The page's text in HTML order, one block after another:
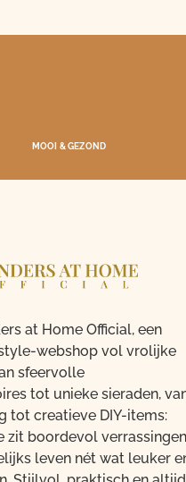
MOOI & GEZOND
at Home Official, een
webshop vol vrolijke
sfeervolle
tot unieke sieraden,
tot creatieve DIY-items:
zit boordevol verrassingen
leven nét wat leuker